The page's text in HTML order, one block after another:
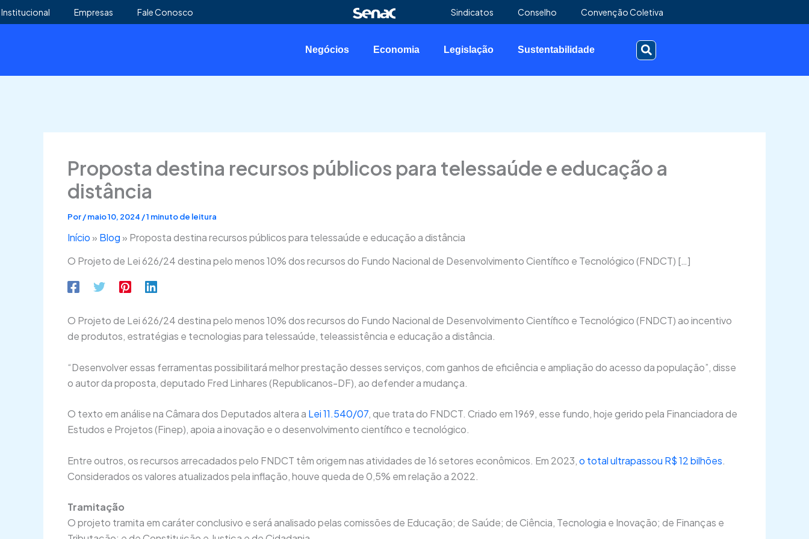
Ir
para
Institucional Empresas Fale Conosco Sindicatos Conselho Convenção Coletiva
Negócios Economia Legislação Sustentabilidade
Proposta destina recursos públicos para telessaúde e educação a
distância
Por/maio 10, 2024 /1 minuto de leitura
Início » Blog » Proposta destina recursos públicos para telessaúde e educação a distância
O Projeto de Lei 626/24 destina pelo menos 10% dos recursos do Fundo Nacional de Desenvolvimento Científico e Tecnológico (FNDCT) […]
O Projeto de Lei 626/24 destina pelo menos 10% dos recursos do Fundo Nacional de Desenvolvimento Científico e Tecnológico (FNDCT) ao incentivo
de produtos, estratégias e tecnologias para telessaúde, teleassistência e educação a distância.
“Desenvolver essas ferramentas possibilitará melhor prestação desses serviços, com ganhos de eficiência e ampliação do acesso da população”, disse
o autor da proposta, deputado Fred Linhares (Republicanos-DF), ao defender a mudança.
O texto em análise na Câmara dos Deputados altera a Lei 11.540/07, que trata do FNDCT. Criado em 1969, esse fundo, hoje gerido pela Financiadora de
Estudos e Projetos (Finep), apoia a inovação e o desenvolvimento científico e tecnológico.
Entre outros, os recursos arrecadados pelo FNDCT têm origem nas atividades de 16 setores econômicos. Em 2023,o total ultrapassou R$ 12 bilhões.
Considerados os valores atualizados pela inflação, houve queda de 0,5% em relação a 2022.
Tramitação
O projeto tramita em caráter conclusivo e será analisado pelas comissões de Educação; de Saúde; de Ciência, Tecnologia e Inovação; de Finanças e